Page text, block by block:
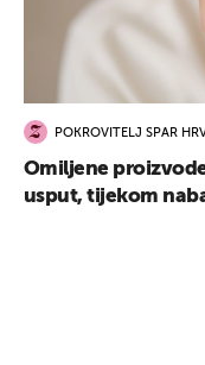
POKROVITELJ SPAR
Omiljene
usput, tijekom